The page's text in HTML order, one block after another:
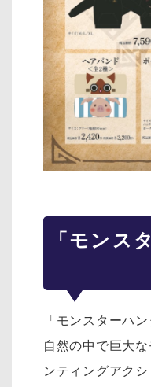
「モンス
「モンスターハ
自然の中で巨大
ンティングアク